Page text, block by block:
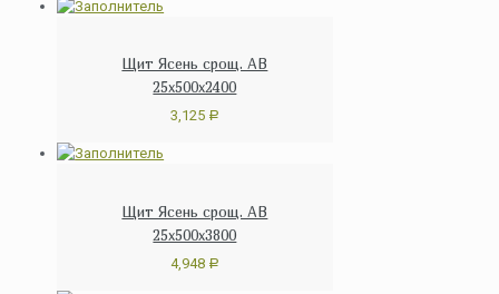
Щит Ясень срощ. АВ
25х500х2400
3,125 Р
Щит Ясень срощ. АВ
25х500х3800
4,948 Р